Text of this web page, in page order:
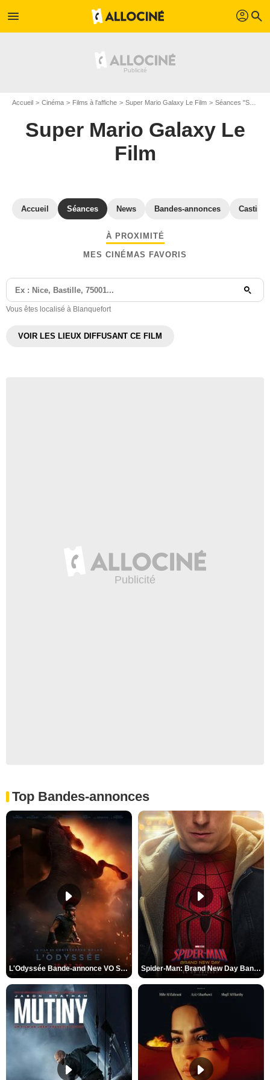
menu profil search
Accueil Cinéma Films à l'affiche Super Mario Galaxy Le Film Séances "Super Mario Galaxy Le Film" Gironde
Super Mario Galaxy Le
Film
Accueil Séances News Bandes-annonces Casting
À PROXIMITÉ
MES CINÉMAS FAVORIS
Vous êtes localisé à Blanquefort
VOIR LES LIEUX DIFFUSANT CE FILM
Top Bandes-annonces
L'Odyssée Bande-annonce VO STFR Spider-Man: Brand New Day Bande-annonce VO STFR